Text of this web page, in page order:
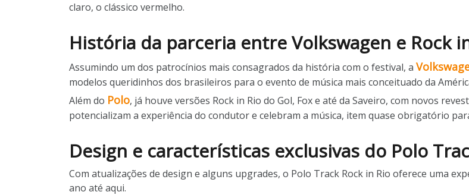
claro, o clássico vermelho.
História da parceria entre Volkswagen e Rock
Assumindo um dos patrocínios mais consagrados da história com o festival, a
modelos queridinhos dos brasileiros para o evento de música mais conceituado da
Além do Polo, já houve versões Rock in Rio do Gol, Fox e até da Saveiro, com novos
potencializam a experiência do condutor e celebram a música, item quase obrigatório
Design e características exclusivas do Polo
Com atualizações de design e alguns upgrades, o Polo Track Rock in Rio oferece uma
ano até aqui.